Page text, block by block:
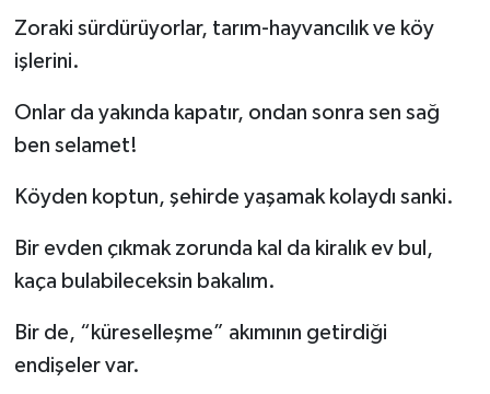
Zoraki sürdürüyorlar, tarım-hayvancılık ve köy
işlerini.
Onlar da yakında kapatır, ondan sonra sen sağ
ben selamet!
Köyden koptun, şehirde yaşamak kolaydı sanki.
Bir evden çıkmak zorunda kal da kiralık ev bul,
kaça bulabileceksin bakalım.
Bir de, “küreselleşme” akımının getirdiği
endişeler var.